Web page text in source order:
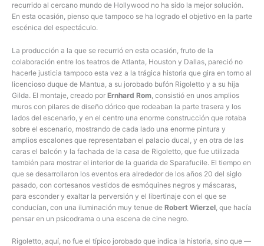
recurrido al cercano mundo de Hollywood no ha sido la mejor solución.
En esta ocasión, pienso que tampoco se ha logrado el objetivo en la parte
escénica del espectáculo.
La producción a la que se recurrió en esta ocasión, fruto de la
colaboración entre los teatros de Atlanta, Houston y Dallas, pareció no
hacerle justicia tampoco esta vez a la trágica historia que gira en torno al
licencioso duque de Mantua, a su jorobado bufón Rigoletto y a su hija
Gilda. El montaje, creado por Ernhard Rom , consistió en unos amplios
muros con pilares de diseño dórico que rodeaban la parte trasera y los
lados del escenario, y en el centro una enorme construcción que rotaba
sobre el escenario, mostrando de cada lado una enorme pintura y
amplios escalones que representaban el palacio ducal, y en otra de las
caras el balcón y la fachada de la casa de Rigoletto, que fue utilizada
también para mostrar el interior de la guarida de Sparafucile. El tiempo en
que se desarrollaron los eventos era alrededor de los años 20 del siglo
pasado, con cortesanos vestidos de esmóquines negros y máscaras,
para esconder y exaltar la perversión y el libertinaje con el que se
conducían, con una iluminación muy tenue de Robert Wierzel , que hacía
pensar en un psicodrama o una escena de cine negro.
Rigoletto, aquí, no fue el típico jorobado que indica la historia, sino que —